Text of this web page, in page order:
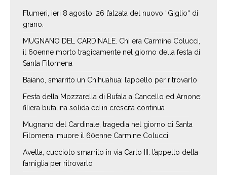
Flumeri, ieri 8 agosto ’26 l’alzata del nuovo “Giglio“ di
grano.
MUGNANO DEL CARDINALE. Chi era Carmine Colucci,
il 60enne morto tragicamente nel giorno della festa di
Santa Filomena
Baiano, smarrito un Chihuahua: l’appello per ritrovarlo
Festa della Mozzarella di Bufala a Cancello ed Arnone:
filiera bufalina solida ed in crescita continua
Mugnano del Cardinale, tragedia nel giorno di Santa
Filomena: muore il 60enne Carmine Colucci
Avella, cucciolo smarrito in via Carlo III: l’appello della
famiglia per ritrovarlo